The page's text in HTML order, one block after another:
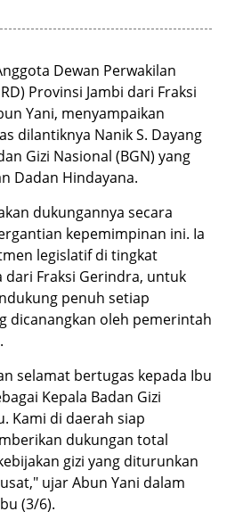
Dewan Perwakilan
Provinsi Jambi dari Fraksi
Yani, menyampaikan
dilantiknya Nanik S. Dayang
Gizi Nasional (BGN) yang
Dadan Hindayana.
dukungannya secara
kepemimpinan ini. Ia
legislatif di tingkat
dari Fraksi Gerindra, untuk
penuh setiap
dicanangkan oleh pemerintah
selamat bertugas kepada Ibu
Kepala Badan Gizi
Kami di daerah siap
dukungan total
gizi yang diturunkan
ujar Abun Yani dalam
(3/6).